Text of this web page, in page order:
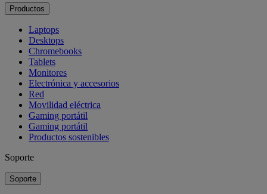
Productos
Laptops
Desktops
Chromebooks
Tablets
Monitores
Electrónica y accesorios
Red
Movilidad eléctrica
Gaming portátil
Gaming portátil
Productos sostenibles
Soporte
Soporte